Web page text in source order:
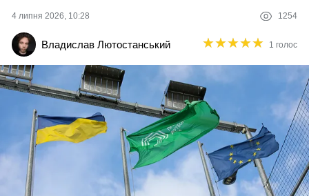
2 ліга
Різне
Букмекери
Казино
4 липня 2026, 10:28 1254
Владислав Лютостанський ★★★★★
★★★★★ 1 голос